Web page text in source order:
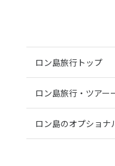
ロン島旅行トップ
ロン島旅行・ツアー
ロン島のオプショナ